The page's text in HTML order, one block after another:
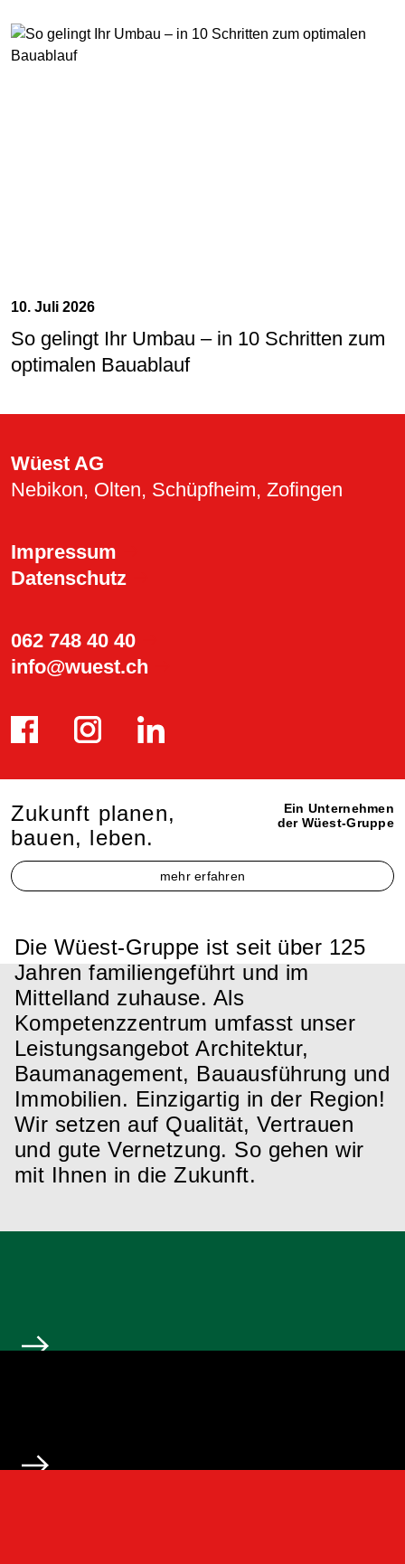
10. Juli 2026
So gelingt Ihr Umbau – in 10 Schritten zum
optimalen Bauablauf
Wüest AG
Nebikon, Olten, Schüpfheim, Zofingen
Impressum
Datenschutz
062 748 40 40
info@wuest.ch
Zukunft planen,
bauen, leben.
mehr erfahren
Ein Unternehmen
der Wüest-Gruppe
Die Wüest-Gruppe ist seit über 125
Jahren familiengeführt und im
Mittelland zuhause. Als
Kompetenzzentrum umfasst unser
Leistungsangebot Architektur,
Baumanagement, Bauausführung und
Immobilien. Einzigartig in der Region!
Wir setzen auf Qualität, Vertrauen
und gute Vernetzung. So gehen wir
mit Ihnen in die Zukunft.